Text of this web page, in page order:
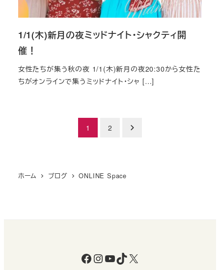
1/1(木)新月の夜ミッドナイト・シャクティ開
催！
女性たちが集う秋の夜 1/1(木)新月の夜20:30から女性た
ちがオンラインで集うミッドナイト・シャ […]
1 2
ホーム ブログ ONLINE Space
Facebook InstagramYouTube TikTok X